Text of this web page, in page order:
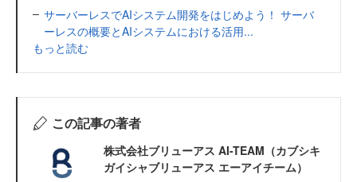
サーバーレスでAIシステム開発をはじめよう！ サーバ
ーレスの概要とAIシステムにおける活用...
もっと読む
この記事の著者
株式会社ブリューアス AI-TEAM（カブシキ
ガイシャブリューアス エーアイチーム）